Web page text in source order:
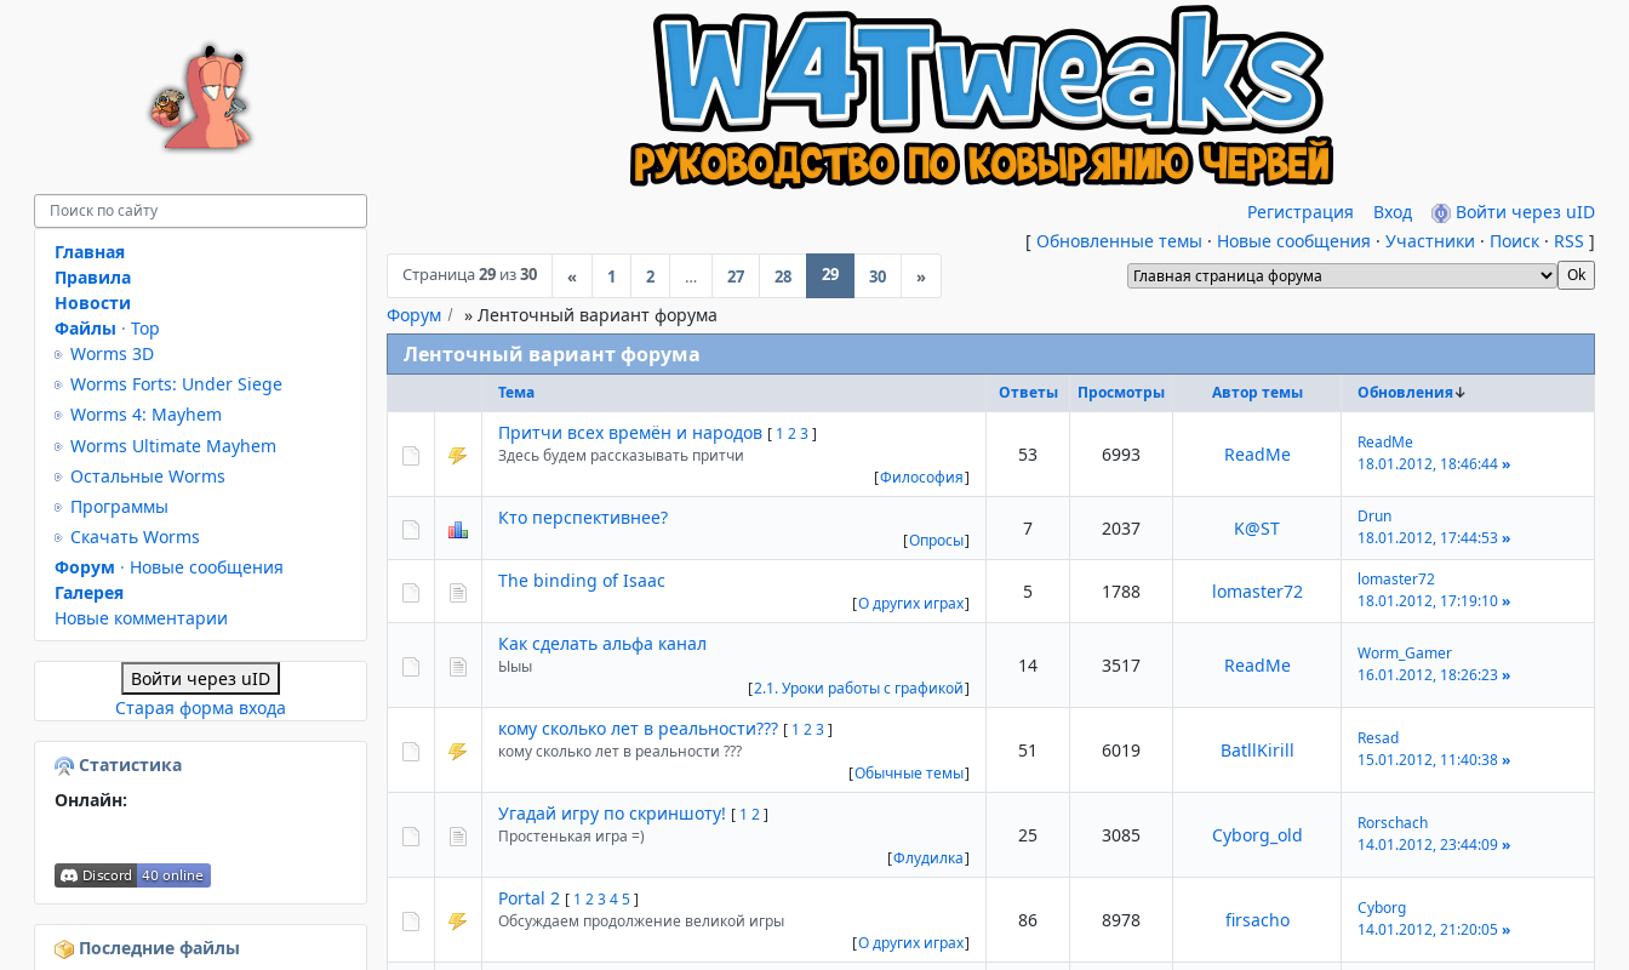
Регистрация Вход
Войти через uID
[ Обновленные темы · Новые сообщения · Участники · Поиск · RSS ]
Страница29 из30 « 1 2 … 27 28 29 30 »
Форум » Ленточный вариант форума
Ленточный вариант форума
Тема Ответы Просмотры Автор темы Обновления↓
Притчи всех времён и народов [ 1 23]
Здесь будем рассказывать притчи
[Философия]
53 6993 ReadMe
ReadMe
18.01.2012, 18:46:44»
Кто перспективнее?
[Опросы]
7 2037 K@ST
Drun
18.01.2012, 17:44:53»
The binding of Isaac
[О других играх]
5 1788 lomaster72
lomaster72
18.01.2012, 17:19:10»
Как сделать альфа канал
Ыыы
[2.1. Уроки работы с графикой]
14 3517 ReadMe
Worm_Gamer
16.01.2012, 18:26:23»
кому сколько лет в реальности??? [ 1 23]
кому сколько лет в реальности ???
[Обычные темы]
51 6019 BatllKirill
Resad
15.01.2012, 11:40:38»
Угадай игру по скриншоту! [ 1 2]
Простенькая игра =)
[Флудилка]
25 3085 Cyborg_old
Rorschach
14.01.2012, 23:44:09»
Portal 2 [ 1 2345]
Обсуждаем продолжение великой игры
[О других играх]
86 8978 firsacho
Cyborg
14.01.2012, 21:20:05»
Главная
Правила
Новости
Файлы · Top
Worms 3D
Worms Forts: Under Siege
Worms 4: Mayhem
Worms Ultimate Mayhem
Остальные Worms
Программы
Скачать Worms
Форум · Новые сообщения
Галерея
Новые комментарии
Войти через uID
Старая форма входа
Статистика
Онлайн:
Последние файлы